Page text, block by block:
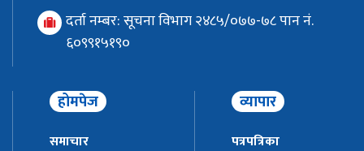
दर्ता नम्बर: सूचना विभाग २४८५/०७७-७८ पान नं.
६०९९१५१९०
होमपेज
समाचार
व्यापार
पत्रपत्रिका